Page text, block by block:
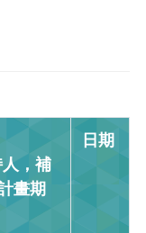
，補
畫期
日期